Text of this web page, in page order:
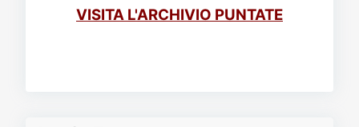
VISITA L'ARCHIVIO PUNTATE